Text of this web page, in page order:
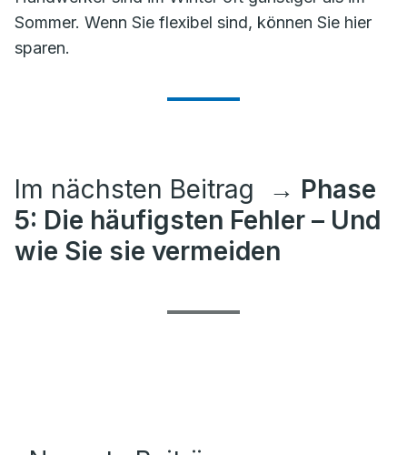
Sommer. Wenn Sie flexibel sind, können Sie hier
sparen.
Im nächsten Beitrag
→ Phase
5: Die häufigsten Fehler – Und
wie Sie sie vermeiden